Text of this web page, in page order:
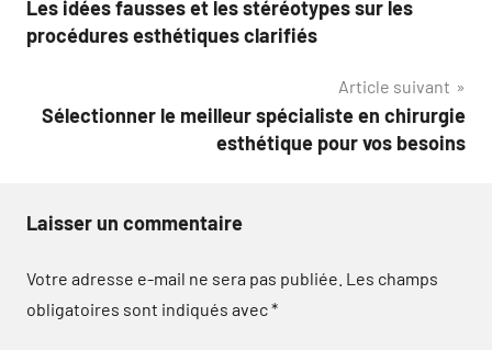
de
Les idées fausses et les stéréotypes sur les
procédures esthétiques clarifiés
Article suivant
Sélectionner le meilleur spécialiste en chirurgie
esthétique pour vos besoins
Laisser un commentaire
Votre adresse e-mail ne sera pas publiée. Les champs
obligatoires sont indiqués avec*